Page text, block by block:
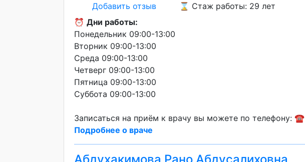
Добавить отзыв
⌛ Стаж работы: 29 лет
⏰ Дни работы:
Понедельник 09:00-13:00
Вторник 09:00-13:00
Среда 09:00-13:00
Четверг 09:00-13:00
Пятница 09:00-13:00
Суббота 09:00-13:00
Записаться на приём к врачу вы можете по телефону: ☎️
Подробнее о враче